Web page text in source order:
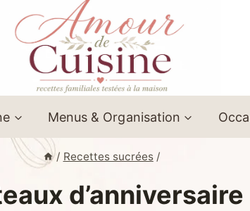
Menus & Organisation
/ Recettes sucrées /
d’anniversaire